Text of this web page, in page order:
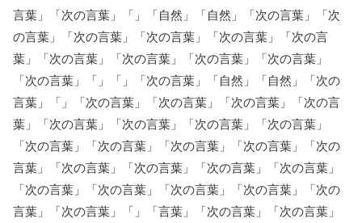
言葉」「次の言葉」「」「自然」「自然」「次の言葉」「次
の言葉」「次の言葉」「次の言葉」「次の言葉」「次の言
葉」「次の言葉」「次の言葉」「次の言葉」「次の言葉」
「次の言葉」「」「」「次の言葉」「自然」「自然」「次の
言葉」「」「次の言葉」「次の言葉」「次の言葉」「次の言
葉」「次の言葉」「次の言葉」「次の言葉」「次の言葉」
「次の言葉」「次の言葉」「次の言葉」「次の言葉」「次の
言葉」「次の言葉」「次の言葉」「次の言葉」「次の言葉」
「次の言葉」「次の言葉」「次の言葉」「次の言葉」「次の
言葉」「次の言葉」「」「言葉」「次の言葉」「次の言葉」